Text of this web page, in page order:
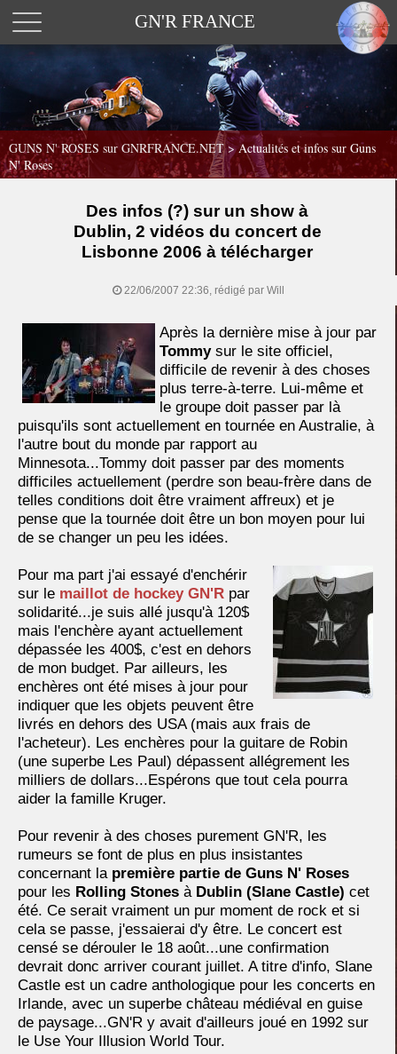
GN'R FRANCE
GUNS N' ROSES sur GNRFRANCE.NET>Actualités et infos sur Guns
N' Roses
Des infos (?) sur un show à
Dublin, 2 vidéos du concert de
Lisbonne 2006 à télécharger
22/06/2007 22:36, rédigé par Will
Après la dernière mise à jour par
Tommysur le site officiel,
difficile de revenir à des choses
plus terre-à-terre. Lui-même et
le groupe doit passer par là
puisqu'ils sont actuellement en tournée en Australie, à
l'autre bout du monde par rapport au
Minnesota...Tommy doit passer par des moments
difficiles actuellement (perdre son beau-frère dans de
telles conditions doit être vraiment affreux) et je
pense que la tournée doit être un bon moyen pour lui
de se changer un peu les idées.
Pour ma part j'ai essayé d'enchérir
sur le maillot de hockey GN'R par
solidarité...je suis allé jusqu'à 120$
mais l'enchère ayant actuellement
dépassée les 400$, c'est en dehors
de mon budget. Par ailleurs, les
enchères ont été mises à jour pour
indiquer que les objets peuvent être
livrés en dehors des USA (mais aux frais de
l'acheteur). Les enchères pour la guitare de Robin
(une superbe Les Paul) dépassent allégrement les
milliers de dollars...Espérons que tout cela pourra
aider la famille Kruger.
Pour revenir à des choses purement GN'R, les
rumeurs se font de plus en plus insistantes
concernant la première partie de Guns N' Roses
pour les Rolling Stones à Dublin (Slane Castle) cet
été. Ce serait vraiment un pur moment de rock et si
cela se passe, j'essaierai d'y être. Le concert est
censé se dérouler le 18 août...une confirmation
devrait donc arriver courant juillet. A titre d'info, Slane
Castle est un cadre anthologique pour les concerts en
Irlande, avec un superbe château médiéval en guise
de paysage...GN'R y avait d'ailleurs joué en 1992 sur
le Use Your Illusion World Tour.